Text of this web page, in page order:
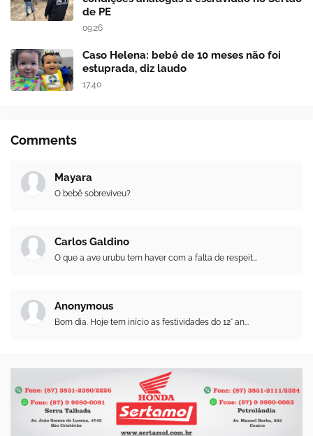
de PE
09:26
Caso Helena: bebê de 10 meses não foi
estuprada, diz laudo
17:40
Comments
Mayara
O bebê sobreviveu?
Carlos Galdino
O que a ave urubu tem haver com a falta de respeit...
Anonymous
Bom dia. Hoje tem início as festividades do 12° an...